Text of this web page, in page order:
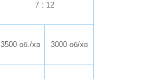
7 : 12
3500 об./хв 3000 об/хв